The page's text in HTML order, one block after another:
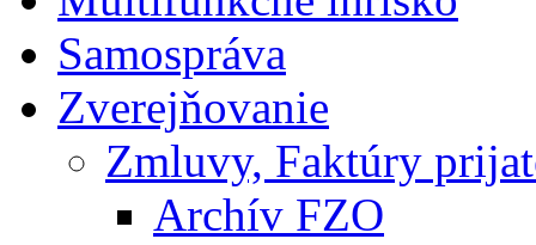
Samospráva
Zverejňovanie
Zmluvy, Faktúry
Archív FZO